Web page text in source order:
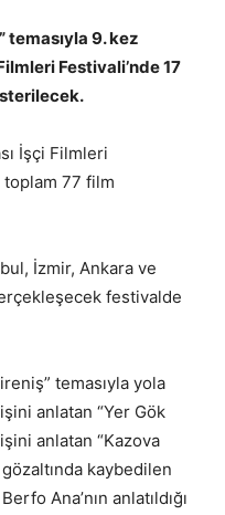
temasıyla 9. kez
Festivali’nde 17
İşçi Filmleri
toplam 77 film
İzmir, Ankara ve
festivalde
temasıyla yola
anlatan “Yer Gök
anlatan “Kazova
kaybedilen
Ana’nın anlatıldığı